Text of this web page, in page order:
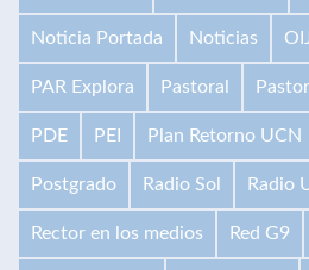
Noticia Portada Noticias
PAR Explora Pastoral
PDE PEI Plan Retorno UCN
Postgrado Radio Sol Radio
Rector en los medios Red G9